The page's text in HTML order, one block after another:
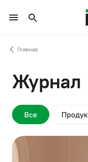
Главная
Журнал
Все